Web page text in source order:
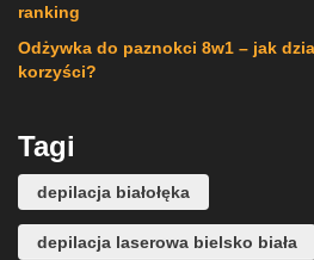
ranking
Odżywka do paznokci 8w1 – jak
korzyści?
Tagi
depilacja białołęka
depilacja laserowa bielsko biała